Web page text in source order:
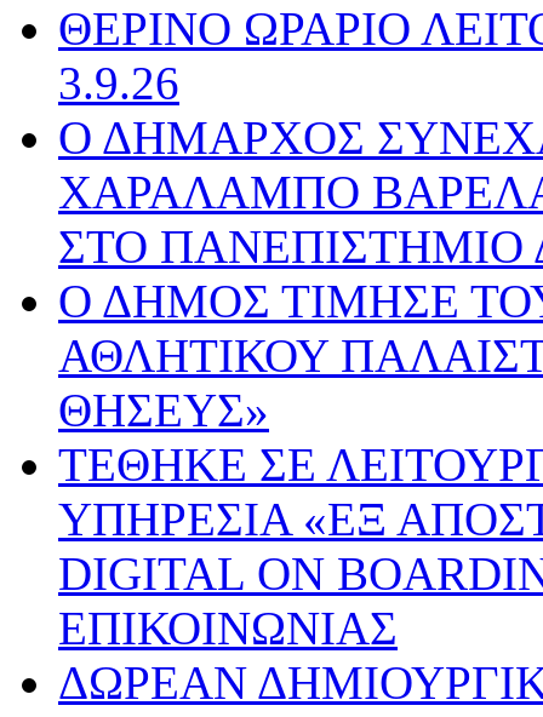
ΘΕΡΙΝΟ ΩΡΑΡΙΟ
3.9.26
Ο ΔΗΜΑΡΧΟΣ
ΧΑΡΑΛΑΜΠΟ
ΣΤΟ ΠΑΝΕΠΙΣΤΗΜΙΟ
Ο ΔΗΜΟΣ ΤΙΜΗΣΕ
ΑΘΛΗΤΙΚΟΥ
ΘΗΣΕΥΣ»
ΤΕΘΗΚΕ ΣΕ
ΥΠΗΡΕΣΙΑ «ΕΞ
DIGITAL ON
ΕΠΙΚΟΙΝΩΝΙΑΣ
ΔΩΡΕΑΝ